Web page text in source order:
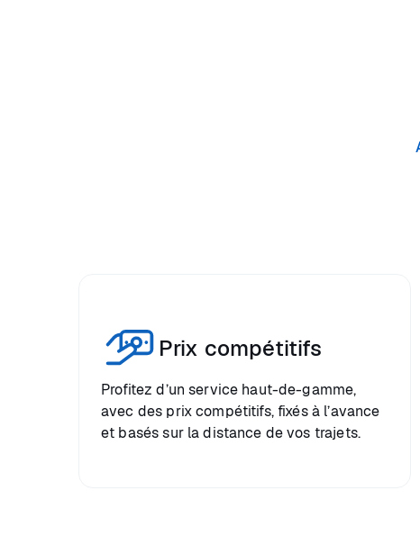
Prix compétitifs
Profitez d’un service haut-de-gamme,
avec des prix compétitifs, fixés à l’avance
et basés sur la distance de vos trajets.